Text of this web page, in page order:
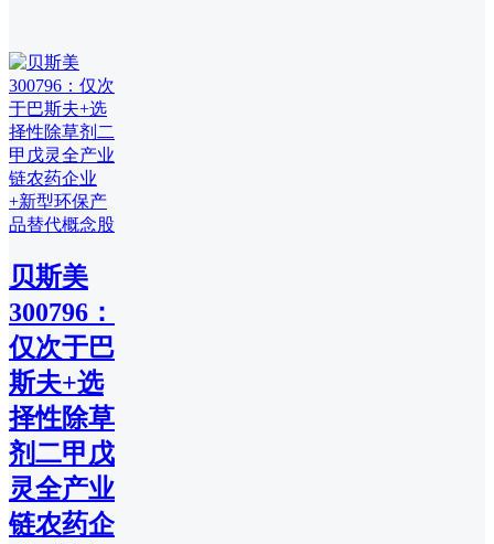
贝斯美
300796：
仅次于巴
斯夫+选
择性除草
剂二甲戊
灵全产业
链农药企